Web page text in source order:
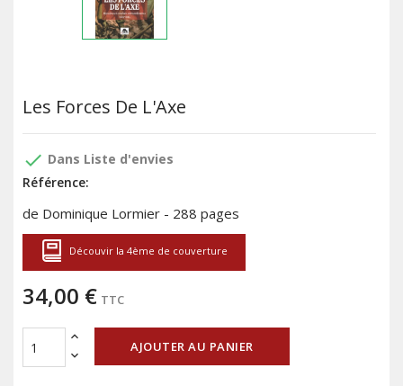
Les Forces De L'Axe
done Dans Liste d'envies
Référence:
de Dominique Lormier - 288 pages
Découvir la 4ème de couverture
34,00 € TTC
AJOUTER AU PANIER